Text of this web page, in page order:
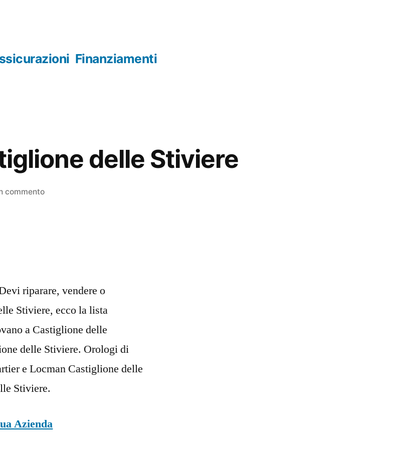
Finanziamenti
delle Stiviere
commentosu
riparare, vendere o
Stiviere, ecco la lista
a Castiglione delle
delle Stiviere. Orologi di
e Locman Castiglione delle
Stiviere.
Azienda